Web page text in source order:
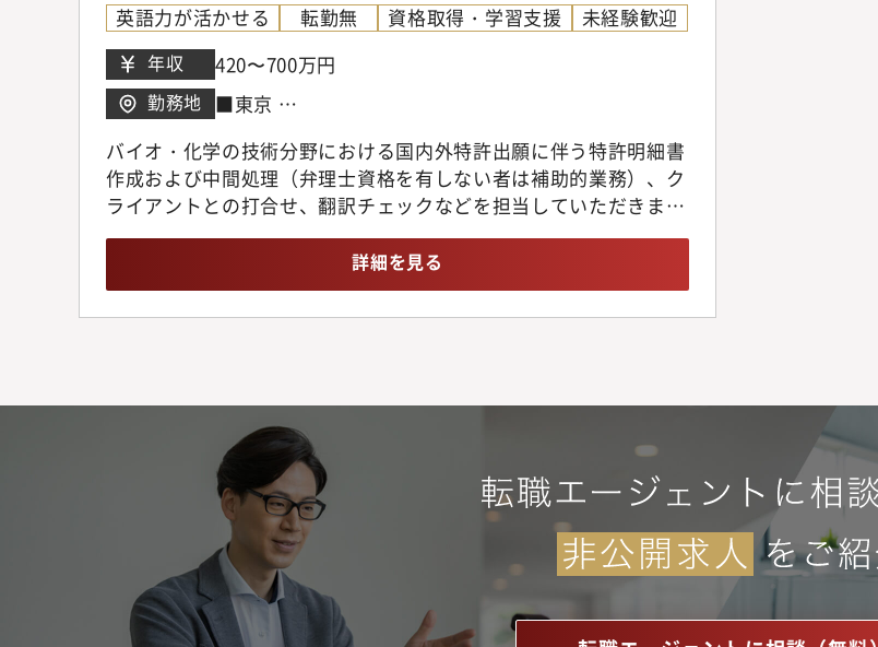
英語力が活かせる 転勤無 資格取得・学習支援 未経験歓迎
年収 420〜700万円
勤務地 ■東京
愛宕グリーンヒルズMORIタ
バイオ・化学の技術分野における国内外特許出願に伴う特許明細書
作成および中間処理（弁理士資格を有しない者は補助的業務）、ク
ライアントとの打合せ、翻訳チェックなどを担当していただきま
す。
※経験の浅い方、未経験の方には丁寧に指導いたします。
詳細を見る